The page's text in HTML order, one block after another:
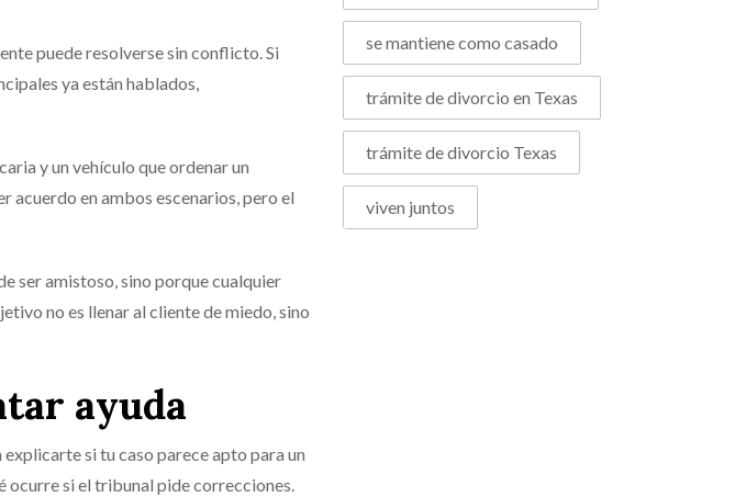
puede resolverse sin conflicto. Si
ya están hablados,
y un vehículo que ordenar un
acuerdo en ambos escenarios, pero el
ser amistoso, sino porque cualquier
no es llenar al cliente de miedo, sino
ayuda
si tu caso parece apto para un
ocurre si el tribunal pide correcciones.
se mantiene como casado
trámite de divorcio en Texas
trámite de divorcio Texas
viven juntos